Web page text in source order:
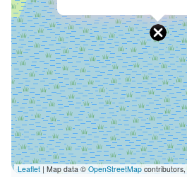
| Map data © OpenStreetMapcontributors,